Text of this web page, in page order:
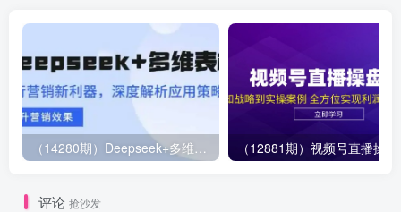
（14280期）Deepseek+多维表格，银行营销新利器，深度解析应用策略，提升营销效果
评论 抢沙发